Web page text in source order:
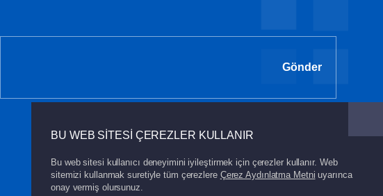
Gönder
BU WEB SİTESİ ÇEREZLER KULLANIR
Bu web sitesi kullanıcı deneyimini iyileştirmek için çerezler kullanır. Web
sitemizi kullanmak suretiyle tüm çerezlere Çerez Aydınlatma Metni uyarınca
onay vermiş olursunuz.